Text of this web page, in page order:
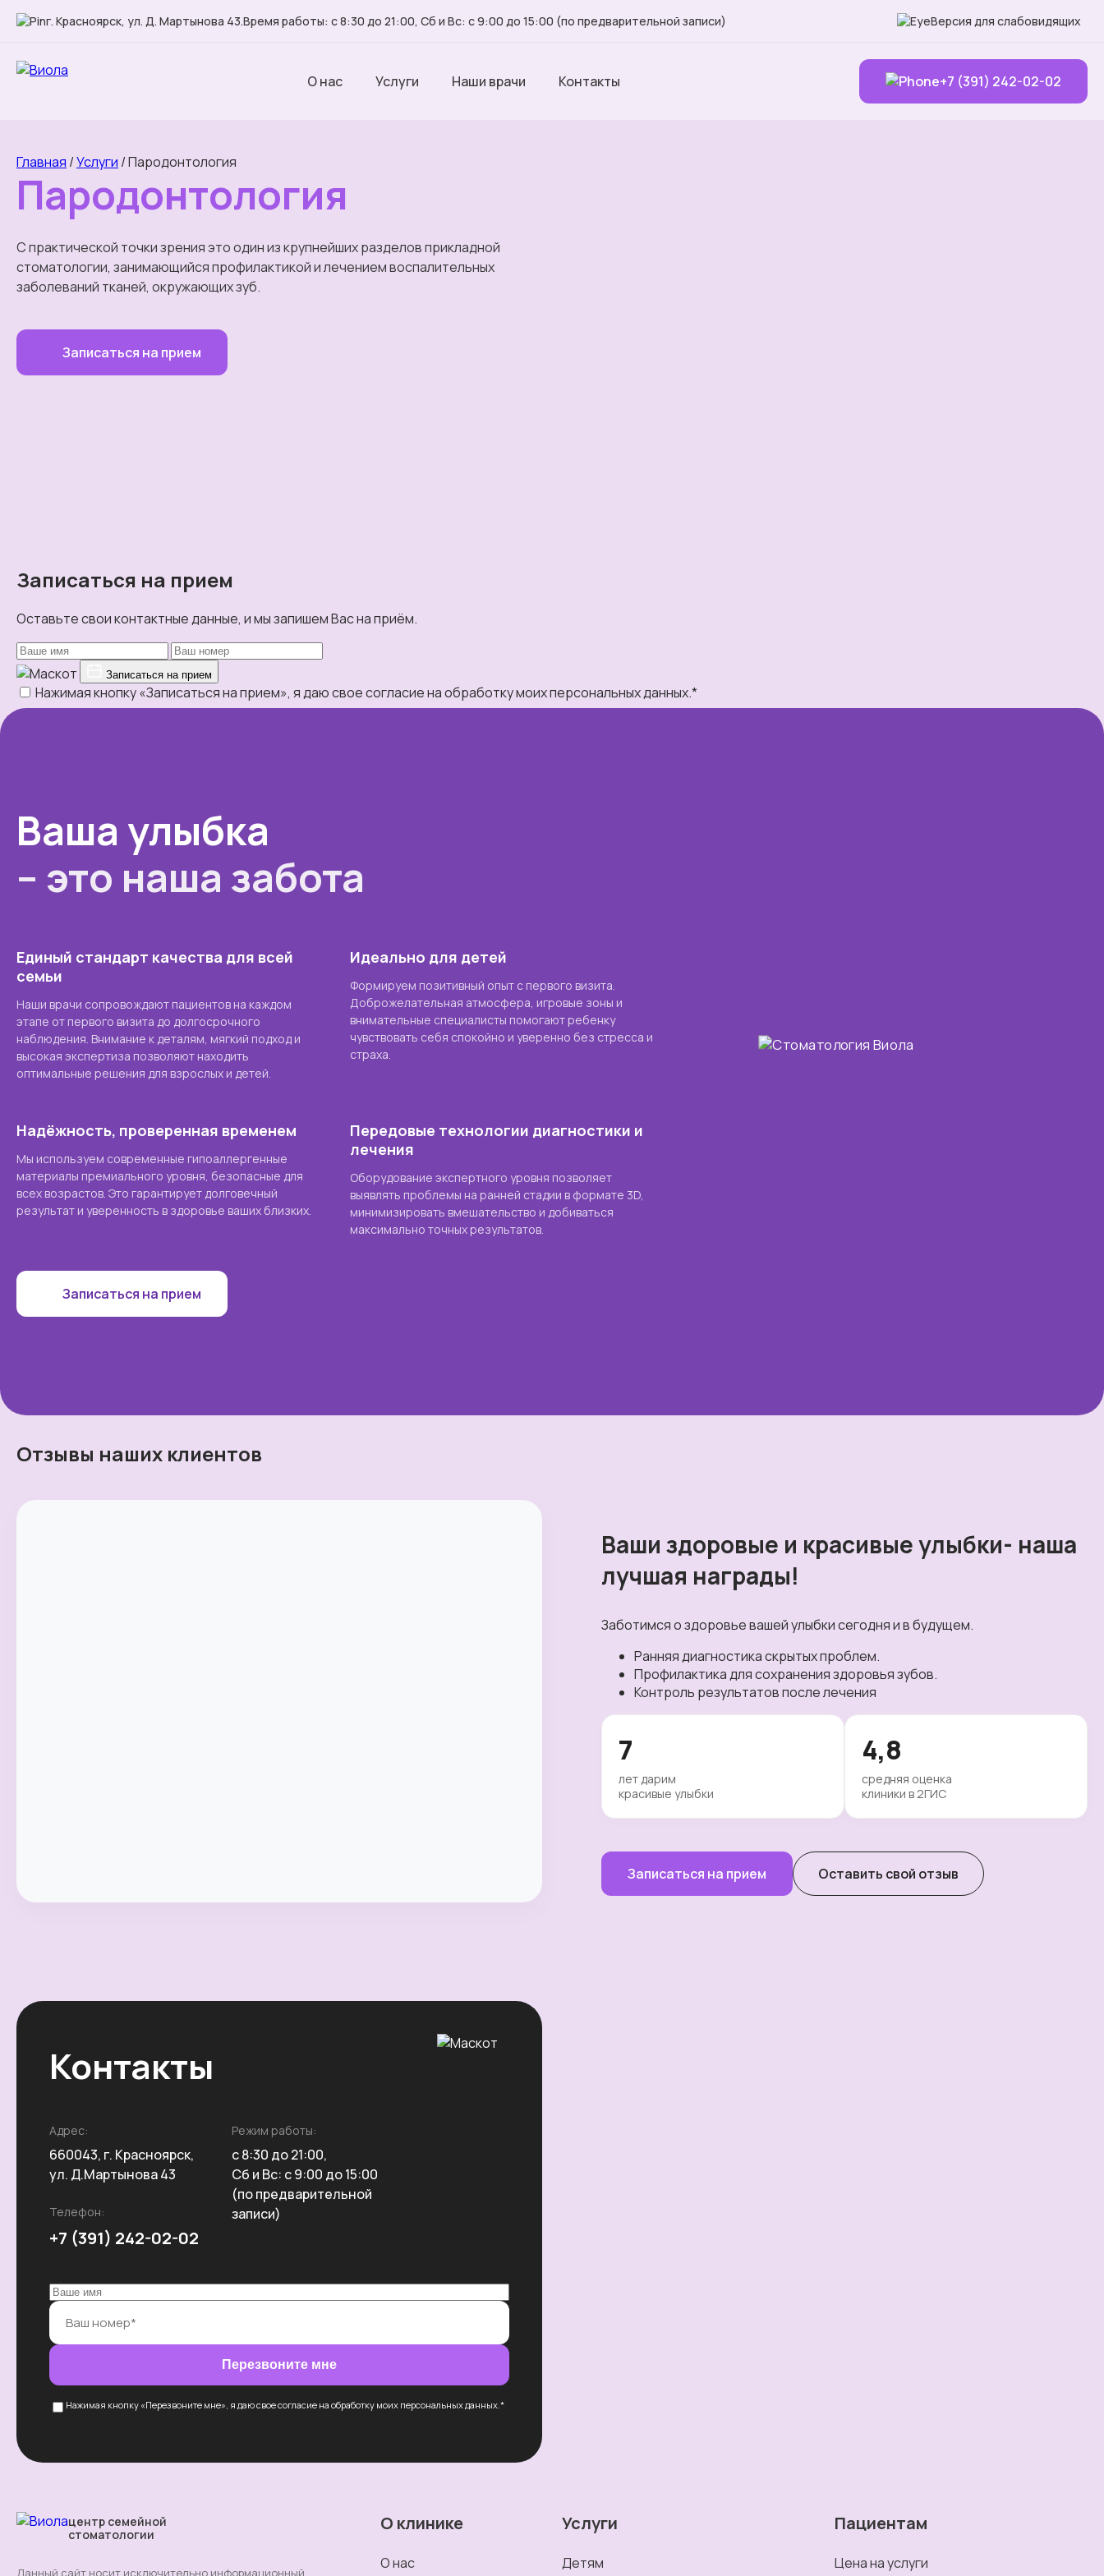
г. Красноярск, ул. Д. Мартынова 43.Время работы: с 8:30 до 21:00, Сб и Вс: с 9:00 до 15:00 (по предварительной записи) Версия для слабовидящих
О нас Услуги Наши врачи Контакты +7 (391) 242-02-02
Главная /Услуги /Пародонтология
Пародонтология
С практической точки зрения это один из крупнейших разделов прикладной
стоматологии, занимающийся профилактикой и лечением воспалительных
заболеваний тканей, окружающих зуб.
Записаться на прием
Записаться на прием
Оставьте свои контактные данные, и мы запишем Вас на приём.
Записаться на прием
Нажимая кнопку «Записаться на прием», я даю свое согласие на обработку моих персональных данных.*
Ваша улыбка
– это наша забота
Единый стандарт качества для всей
семьи
Наши врачи сопровождают пациентов на каждом
этапе от первого визита до долгосрочного
наблюдения. Внимание к деталям, мягкий подход и
высокая экспертиза позволяют находить
оптимальные решения для взрослых и детей.
Идеально для детей
Формируем позитивный опыт с первого визита.
Доброжелательная атмосфера, игровые зоны и
внимательные специалисты помогают ребенку
чувствовать себя спокойно и уверенно без стресса и
страха.
Надёжность, проверенная временем
Мы используем современные гипоаллергенные
материалы премиального уровня, безопасные для
всех возрастов. Это гарантирует долговечный
результат и уверенность в здоровье ваших близких.
Передовые технологии диагностики и
лечения
Оборудование экспертного уровня позволяет
выявлять проблемы на ранней стадии в формате 3D,
минимизировать вмешательство и добиваться
максимально точных результатов.
Записаться на прием
Отзывы наших клиентов
Ваши здоровые и красивые улыбки- наша
лучшая награды!
Заботимся о здоровье вашей улыбки сегодня и в будущем.
Ранняя диагностика скрытых проблем.
Профилактика для сохранения здоровья зубов.
Контроль результатов после лечения
7
лет дарим
красивые улыбки
4,8
средняя оценка
клиники в 2ГИС
Записаться на прием Оставить свой отзыв
Контакты
Адрес:
660043, г. Красноярск,
ул. Д.Мартынова 43
Телефон:
+7 (391) 242-02-02
Режим работы:
с 8:30 до 21:00,
Сб и Вс: с 9:00 до 15:00
(по предварительной
записи)
Перезвоните мне
Нажимая кнопку «Перезвоните мне», я даю свое согласие на обработку моих персональных данных.*
центр семейной
стоматологии
Данный сайт носит исключительно информационный
О клинике
О нас
Услуги
Детям
Пациентам
Цена на услуги